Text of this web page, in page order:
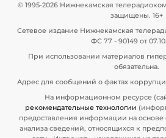
© 1995-2026 Нижнекамская
защищены. 16+
Сетевое издание Нижнекамская
ФС 77 - 90149 от
При использовании материалов
обязательна.
Адрес для сообщений о фактах
На информационном ресурсе
рекомендательные технологии
предоставления информации на основе
анализа сведений, относящихся к